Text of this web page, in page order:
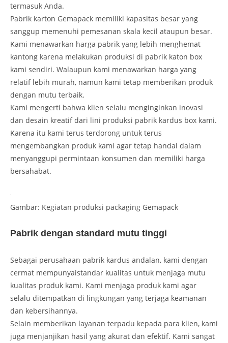
termasuk Anda.
Pabrik karton Gemapack memiliki kapasitas besar yang
sanggup memenuhi pemesanan skala kecil ataupun besar.
Kami menawarkan harga pabrik yang lebih menghemat
kantong karena melakukan produksi di pabrik katon box
kami sendiri. Walaupun kami menawarkan harga yang
relatif lebih murah, namun kami tetap memberikan produk
dengan mutu terbaik.
Kami mengerti bahwa klien selalu menginginkan inovasi
dan desain kreatif dari lini produksi pabrik kardus box kami.
Karena itu kami terus terdorong untuk terus
mengembangkan produk kami agar tetap handal dalam
menyanggupi permintaan konsumen dan memiliki harga
bersahabat.
Gambar: Kegiatan produksi packaging Gemapack
Pabrik dengan standard mutu tinggi
Sebagai perusahaan pabrik kardus andalan, kami dengan
cermat mempunyaistandar kualitas untuk menjaga mutu
kualitas produk kami. Kami menjaga produk kami agar
selalu ditempatkan di lingkungan yang terjaga keamanan
dan kebersihannya.
Selain memberikan layanan terpadu kepada para klien, kami
juga menjanjikan hasil yang akurat dan efektif. Kami sangat